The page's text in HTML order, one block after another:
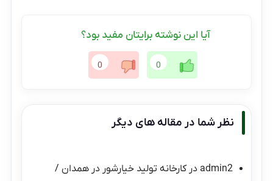
آیا این نوشته برایتان مفید بود؟
0
0
نظر شما در مقاله های دیگر
admin2 درکارخانه تولید خیارشور در همدان /